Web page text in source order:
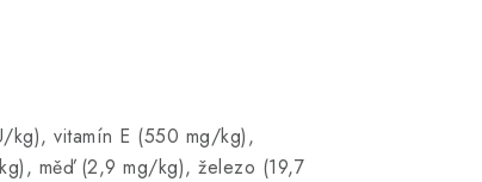
kg), vitamín E (550 mg/kg),
měď (2,9 mg/kg), železo (19,7